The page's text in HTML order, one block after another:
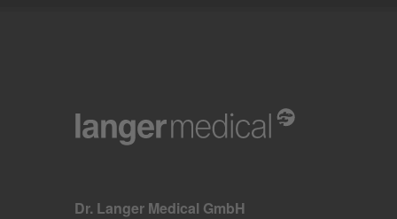
Dr. Langer Medical GmbH